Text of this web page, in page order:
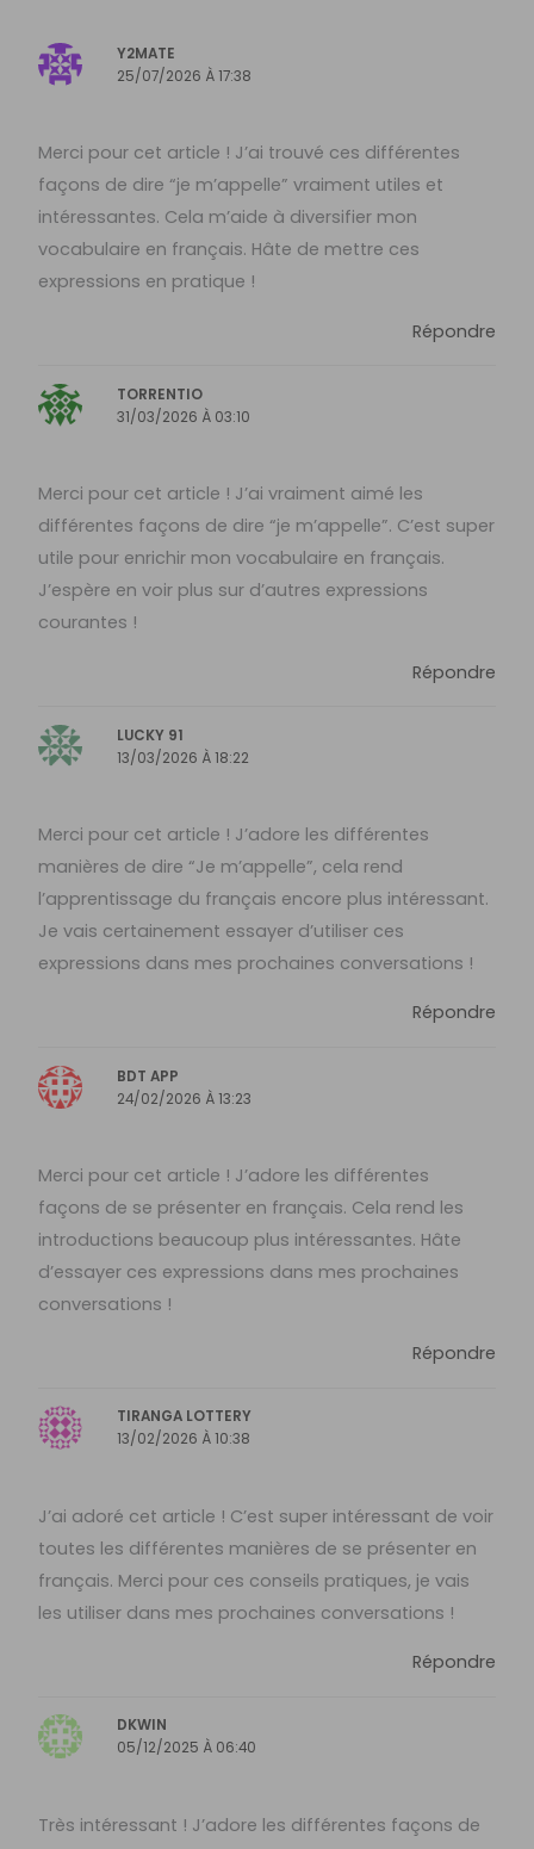
Y2MATE
25/07/2026 À 17:38
Merci pour cet article ! J’ai trouvé ces différentes
façons de dire “je m’appelle” vraiment utiles et
intéressantes. Cela m’aide à diversifier mon
vocabulaire en français. Hâte de mettre ces
expressions en pratique !
Répondre
TORRENTIO
31/03/2026 À 03:10
Merci pour cet article ! J’ai vraiment aimé les
différentes façons de dire “je m’appelle”. C’est super
utile pour enrichir mon vocabulaire en français.
J’espère en voir plus sur d’autres expressions
courantes !
Répondre
LUCKY 91
13/03/2026 À 18:22
Merci pour cet article ! J’adore les différentes
manières de dire “Je m’appelle”, cela rend
l’apprentissage du français encore plus intéressant.
Je vais certainement essayer d’utiliser ces
expressions dans mes prochaines conversations !
Répondre
BDT APP
24/02/2026 À 13:23
Merci pour cet article ! J’adore les différentes
façons de se présenter en français. Cela rend les
introductions beaucoup plus intéressantes. Hâte
d’essayer ces expressions dans mes prochaines
conversations !
Répondre
TIRANGA LOTTERY
13/02/2026 À 10:38
J’ai adoré cet article ! C’est super intéressant de voir
toutes les différentes manières de se présenter en
français. Merci pour ces conseils pratiques, je vais
les utiliser dans mes prochaines conversations !
Répondre
DKWIN
05/12/2025 À 06:40
Très intéressant ! J’adore les différentes façons de